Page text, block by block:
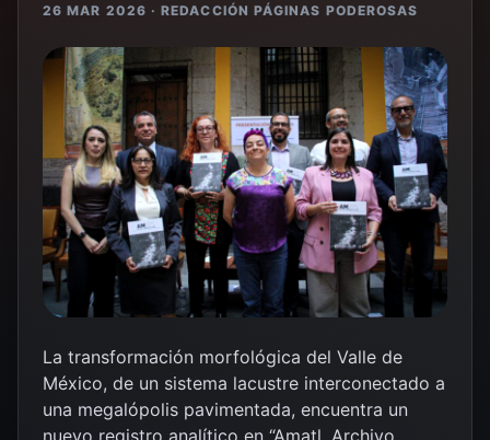
26 MAR 2026 · REDACCIÓN PÁGINAS PODEROSAS
La transformación morfológica del Valle de
México, de un sistema lacustre interconectado a
una megalópolis pavimentada, encuentra un
nuevo registro analítico en “Amatl. Archivo,